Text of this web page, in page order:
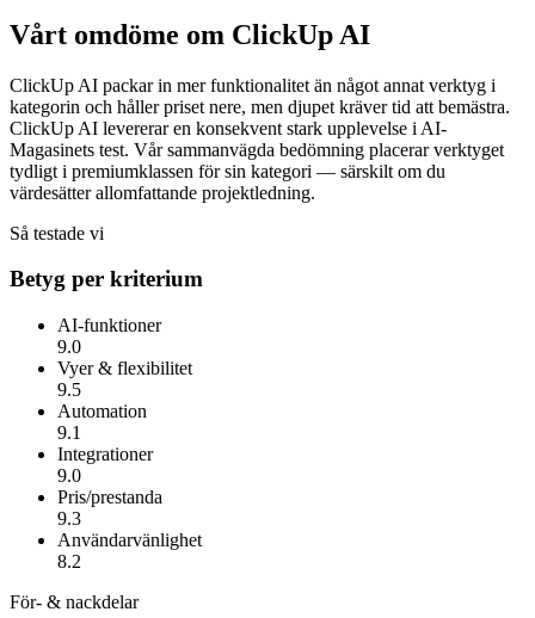
Vårt omdöme om ClickUp AI
ClickUp AI packar in mer funktionalitet än något annat verktyg i
kategorin och håller priset nere, men djupet kräver tid att bemästra.
ClickUp AI levererar en konsekvent stark upplevelse i AI-
Magasinets test. Vår sammanvägda bedömning placerar verktyget
tydligt i premiumklassen för sin kategori — särskilt om du
värdesätterallomfattande projektledning.
Så testade vi
Betyg per kriterium
AI-funktioner
9.0
Vyer & flexibilitet
9.5
Automation
9.1
Integrationer
9.0
Pris/prestanda
9.3
Användarvänlighet
8.2
För- & nackdelar